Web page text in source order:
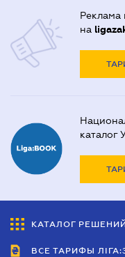
Реклама
на
каталог
КАТАЛОГ
ВСЕ ТАРИФЫ